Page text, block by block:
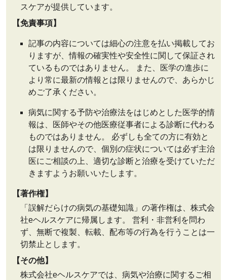
スケアが提供しています。
【免責事項】
記事の内容については細心の注意を払い掲載してお
りますが、情報の確実性や安全性に関して保証され
ているものではありません。 また、医学の進歩に
より常に最新の情報とは限りませんので、あらかじ
めご了承ください。
病気に関する予防や治療法をはじめとした医学的情
報は、医師やその他医療従事者による診断に代わる
ものではありません。 必ずしも全ての方に有効と
は限りませんので、個別の症状については必ず主治
医にご相談の上、適切な診断と治療を受けていただ
きますようお願いいたします。
【著作権】
「誤解だらけの病気の基礎知識」の著作権は、株式会
社eヘルスケアに帰属します。 営利・非営利を問わ
ず、無断で複製、転載、配布等の行為を行うことは一
切禁止とします。
【その他】
株式会社eヘルスケアでは、病気や治療に関するご相